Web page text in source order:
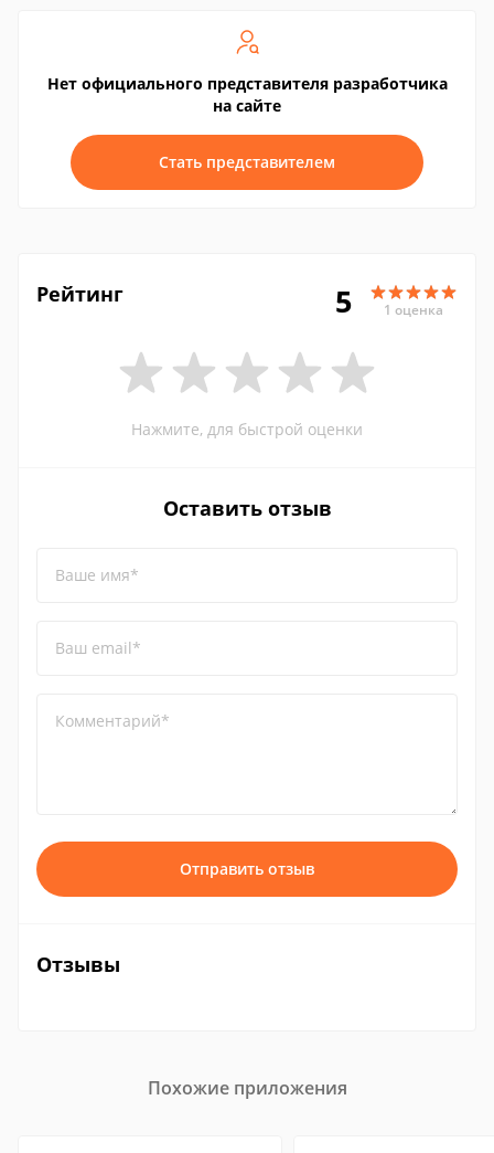
Нет официального представителя разработчика
на сайте
Стать представителем
Рейтинг 5 1 оценка
Нажмите, для быстрой оценки
Оставить отзыв
Ваше имя*
Ваш email*
Комментарий*
Отправить отзыв
Отзывы
Похожие приложения